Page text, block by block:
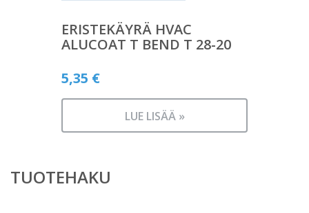
ERISTEKÄYRÄ HVAC
ALUCOAT T BEND T 28-20
5,35 €
LUE LISÄÄ »
TUOTEHAKU